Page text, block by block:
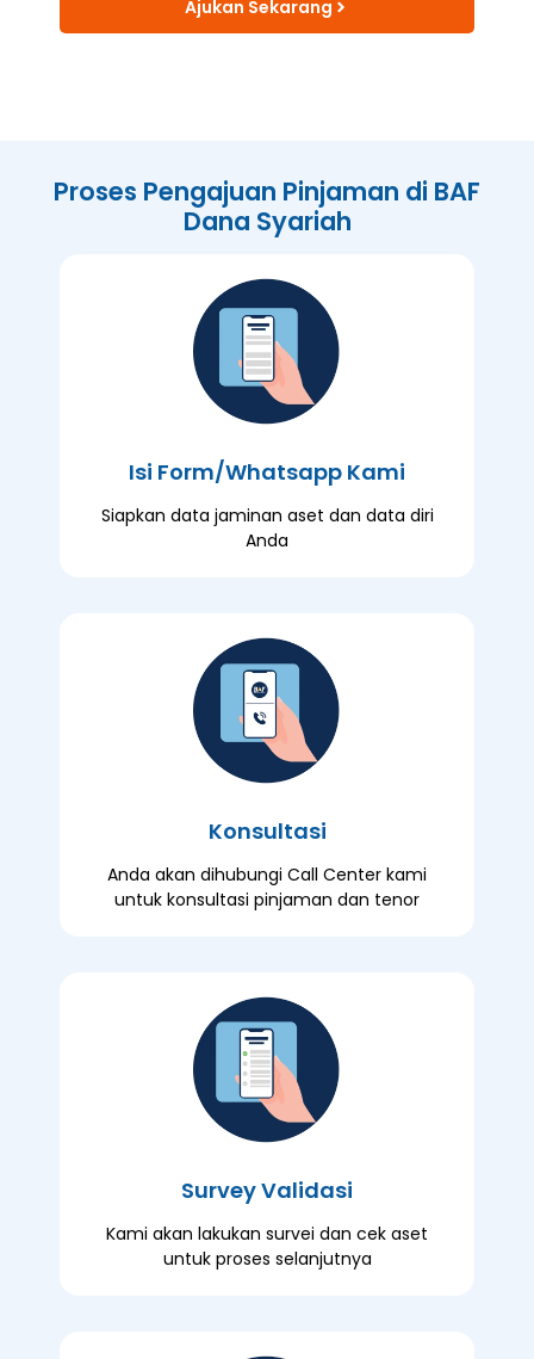
Ajukan Sekarang
Proses Pengajuan Pinjaman di BAF
Dana Syariah
Isi Form/Whatsapp Kami
Siapkan data jaminan aset dan data diri
Anda
Konsultasi
Anda akan dihubungi Call Center kami
untuk konsultasi pinjaman dan tenor
Survey Validasi
Kami akan lakukan survei dan cek aset
untuk proses selanjutnya